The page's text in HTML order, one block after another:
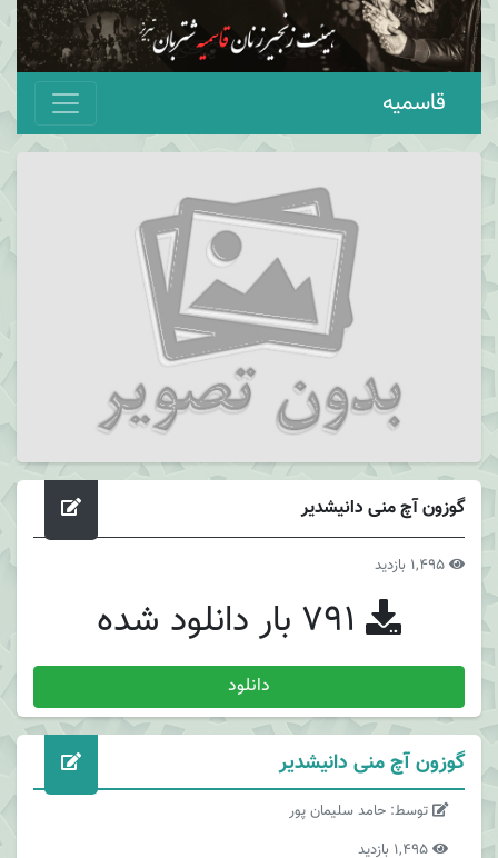
قاسمیه
گوزون آچ منی دانیشدیر
دانلود
گوزون آچ منی دانیشدیر
توسط: حامد سلیمان پور